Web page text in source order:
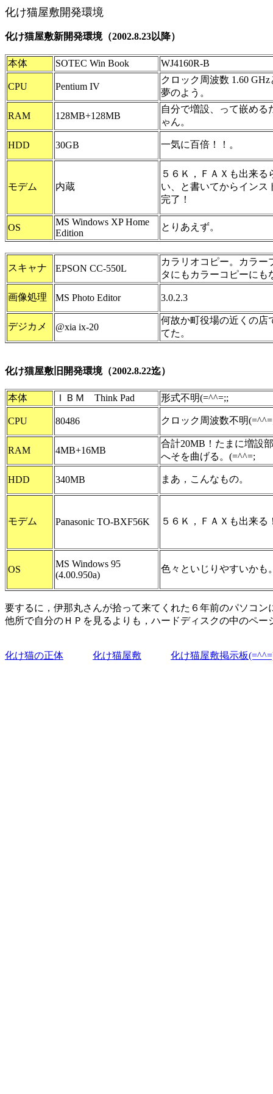
化け猫屋敷開発環境
化け猫屋敷新開発環境（2002.8.23以降）
本体 SOTEC Win Book WJ4160R-B
CPU Pentium IV
クロック周波数 1.60 GHz
夢のよう。
RAM 128MB+128MB
自分で増設、って嵌める
ゃん。
HDD 30GB 一気に百倍！！。
モデム 内蔵
５６Ｋ，ＦＡＸも出来る
い、と書いてからインス
完了！
OS
MS Windows XP Home
Edition
とりあえず。
スキャナ EPSON CC-550L
カラリオコピー。カラー
タにもカラーコピーにも
画像処理 MS Photo Editor 3.0.2.3
デジカメ @xia ix-20
何故か町役場の近くの店
てた。
化け猫屋敷旧開発環境（2002.8.22迄）
本体 ＩＢＭ Think Pad 形式不明(=^^=;;
CPU 80486 クロック周波数不明
RAM 4MB+16MB
合計20MB！たまに増設
へそを曲げる。(=^^=;
HDD 340MB まあ，こんなもの。
モデム Panasonic TO-BXF56K ５６Ｋ，ＦＡＸも出来る
OS
MS Windows 95
(4.00.950a)
色々といじりやすいかも
要するに，伊那丸さんが拾って来てくれた６年前のパソコン
他所で自分のＨＰを見るよりも，ハードディスクの中のペ
化け猫の正体 化け猫屋敷 化け猫屋敷掲示板